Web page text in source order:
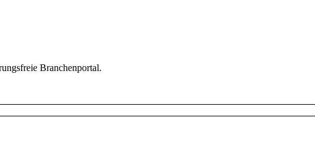
Branchenportal.